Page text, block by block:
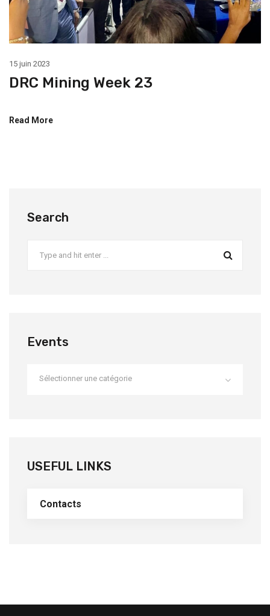
15 juin 2023
DRC Mining Week 23
Read More
Search
Events
Sélectionner une catégorie
USEFUL LINKS
Contacts